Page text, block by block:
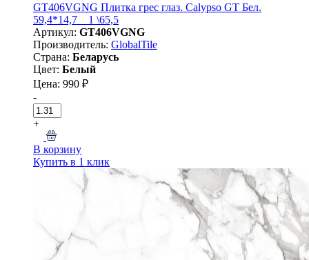
GT406VGNG Плитка грес глаз. Calypso GT Бел.
59,4*14,7 _ 1 \65,5
Артикул: GT406VGNG
Производитель: GlobalTile
Страна: Беларусь
Цвет: Белый
Цена: 990 ₽
-
+
В корзину
Купить в 1 клик